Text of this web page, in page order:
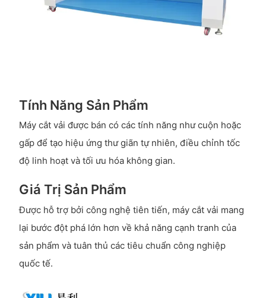
Tính Năng Sản Phẩm
Máy cắt vải được bán có các tính năng như cuộn hoặc
gấp để tạo hiệu ứng thư giãn tự nhiên, điều chỉnh tốc
độ linh hoạt và tối ưu hóa không gian.
Giá Trị Sản Phẩm
Được hỗ trợ bởi công nghệ tiên tiến, máy cắt vải mang
lại bước đột phá lớn hơn về khả năng cạnh tranh của
sản phẩm và tuân thủ các tiêu chuẩn công nghiệp
quốc tế.